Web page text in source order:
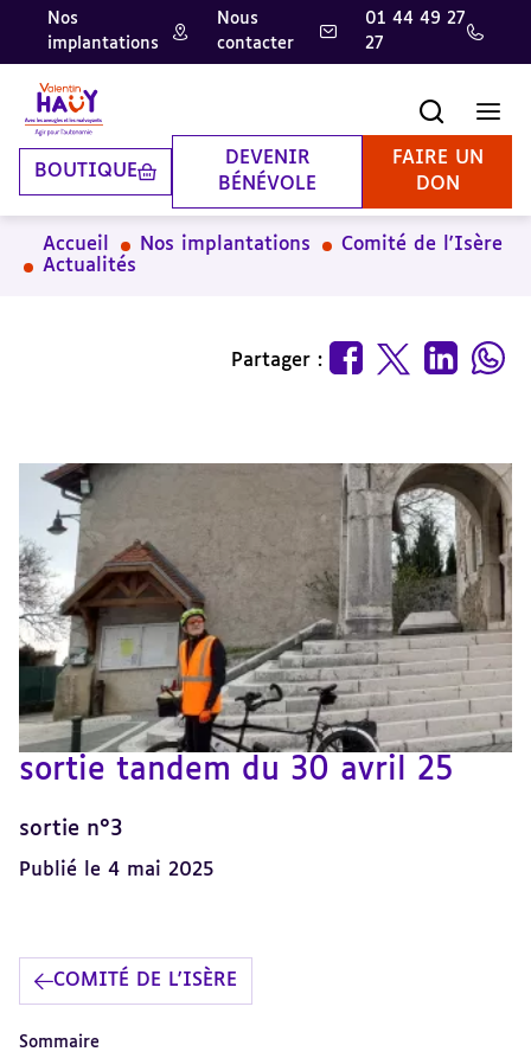
Aller
contenu
principal
Aller
pied
de
page
Aller
la
recherche
Nos
implantations
Nous
contacter
01 44 49 27
27
BOUTIQUE
DEVENIR
BÉNÉVOLE
FAIRE UN
DON
Accueil Nos implantations
Comité de l'Isère
Actualités
Partager :
sortie tandem du 30 avril 25
sortie n°3
Publié le 4 mai 2025
COMITÉ DE L'ISÈRE
Sommaire